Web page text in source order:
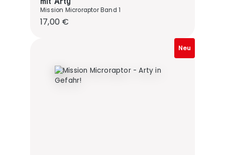
Mission Microraptor Band 1
Regulärer Preis:
17,00 €
Neu